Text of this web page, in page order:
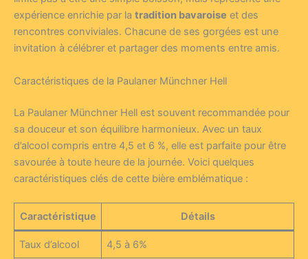
expérience enri­chie par la tradition bavaroise et des
rencontres conviviales. Chacune de ses gorgées est une
invitation à célébrer et partager des moments entre amis.
Caractéristiques de la Paulaner Münchner Hell
La Paulaner Münchner Hell est souvent recommandée pour
sa douceur et son équilibre harmonieux. Avec un taux
d’alcool compris entre 4,5 et 6 %, elle est parfaite pour être
savourée à toute heure de la journée. Voici quelques
caractéristiques clés de cette bière emblématique :
Caractéristique Détails
Taux d’alcool 4,5 à 6%